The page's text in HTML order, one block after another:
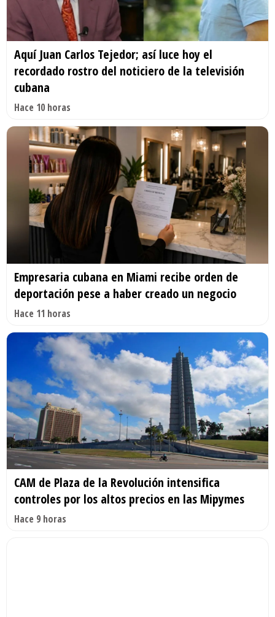
Aquí Juan Carlos Tejedor; así luce hoy el
recordado rostro del noticiero de la televisión
cubana
Hace 10 horas
Empresaria cubana en Miami recibe orden de
deportación pese a haber creado un negocio
Hace 11 horas
CAM de Plaza de la Revolución intensifica
controles por los altos precios en las Mipymes
Hace 9 horas